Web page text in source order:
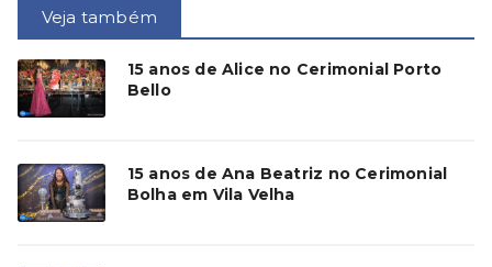
Veja também
15 anos de Alice no Cerimonial Porto
Bello
15 anos de Ana Beatriz no Cerimonial
Bolha em Vila Velha